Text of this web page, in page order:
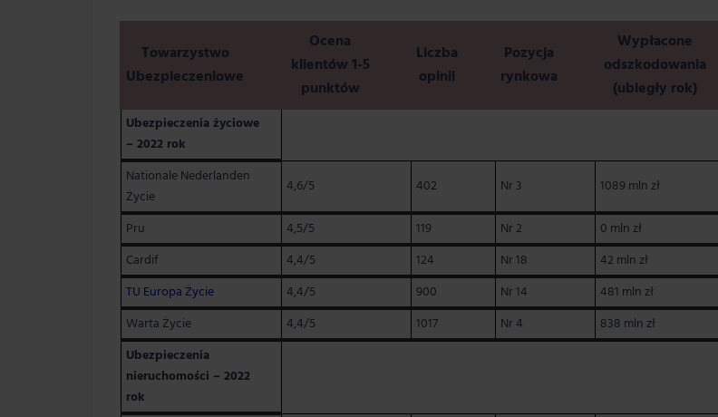
Towarzystwo
Ubezpieczeniowe
Ocena
klientów 1-5
punktów
Liczba
opinii
Pozycja
rynkowa
Wypłacone
odszkodowania
(ubiegły rok)
Ubezpieczenia życiowe
– 2022 rok
Nationale Nederlanden
Życie
4,6/5 402 Nr 3 1089 mln zł
Pru 4,5/5 119 Nr 2
0 mln zł
Cardif
4,4/5 124 Nr 18
42 mln zł
TU Europa Życie
4,4/5 900 Nr 14
481 mln zł
Warta Życie
4,4/5 1017 Nr 4
838 mln zł
Ubezpieczenia
nieruchomości – 2022
rok